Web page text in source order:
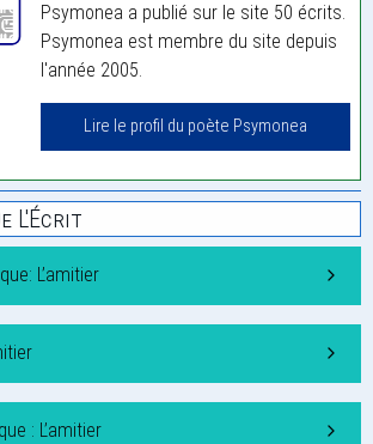
Psymonea a publié sur le site 50 écrits.
Psymonea est membre du site depuis
l'année 2005.
Lire le profil du poète Psymonea
L'Écrit
L’amitier
: L’amitier